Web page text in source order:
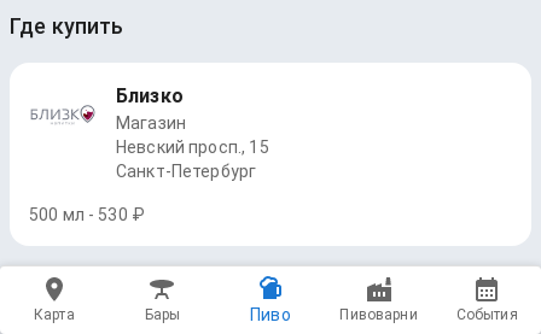
Где купить
Близко
Магазин
Невский просп., 15
Санкт-Петербург
500 мл - 530 ₽
Карта Бары Пиво Пивоварни События